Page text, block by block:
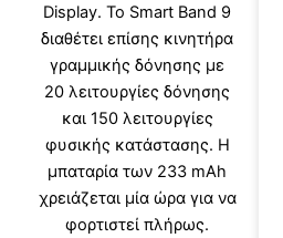
Display. Το Smart Band 9
διαθέτει επίσης κινητήρα
γραμμικής δόνησης με
20 λειτουργίες δόνησης
και 150 λειτουργίες
φυσικής κατάστασης. Η
μπαταρία των 233 mAh
χρειάζεται μία ώρα για να
φορτιστεί πλήρως.